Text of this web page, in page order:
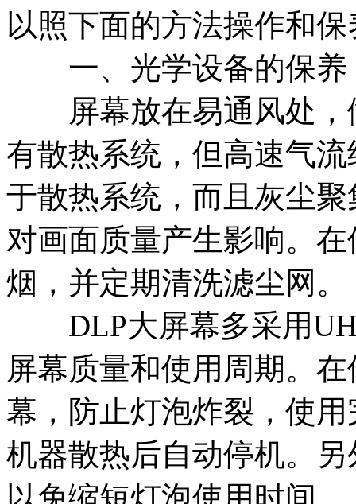
以照下面的方法操作和保
一、光学设备的保养
屏幕放在易通风处，
有散热系统，但高速气
于散热系统，而且灰尘
对画面质量产生影响。
烟，并定期清洗滤尘网。
DLP大屏幕多采用
屏幕质量和使用周期。
幕，防止灯泡炸裂，使
机器散热后自动停机。